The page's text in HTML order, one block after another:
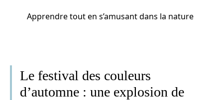
Apprendre tout en s’amusant dans la nature
Le festival des couleurs
d’automne : une explosion de